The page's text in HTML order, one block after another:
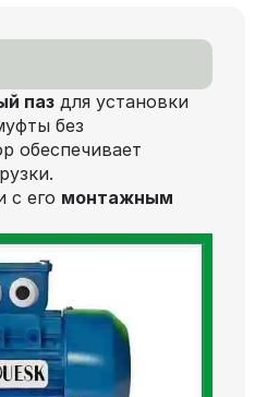
паз для установки
без
обеспечивает
с его монтажным